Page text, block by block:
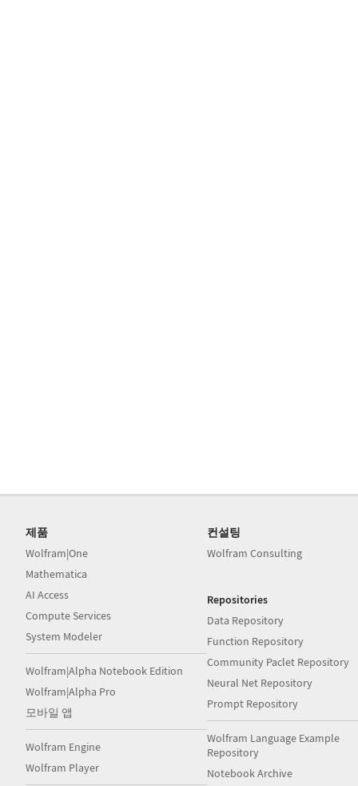
제품
Wolfram|One
Mathematica
AI Access
Compute Services
System Modeler
Wolfram|Alpha Notebook Edition
Wolfram|Alpha Pro
모바일 앱
Wolfram Engine
Wolfram Player
컨설팅
Wolfram Consulting
Repositories
Data Repository
Function Repository
Community Paclet Repository
Neural Net Repository
Prompt Repository
Wolfram Language Example
Repository
Notebook Archive